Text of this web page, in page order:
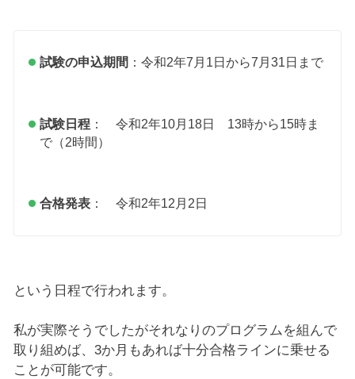
試験の申込期間 ：令和2年7月1日から7月31日まで
試験日程 ： 令和2年10月18日 13時から15時ま
で（2時間）
合格発表 ： 令和2年12月2日
という日程で行われます。
私が実際そうでしたがそれなりのプログラムを組んで
取り組めば、3か月もあれば十分合格ラインに乗せる
ことが可能です。